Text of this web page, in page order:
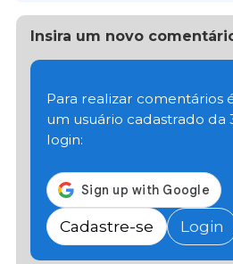
Insira um novo
Para realizar comentários
um usuário cadastrado da
login:
Cadastre-se Login